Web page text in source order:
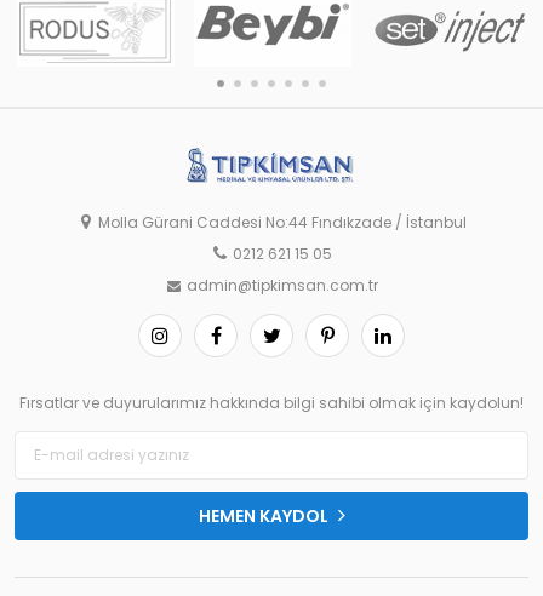
Molla Gürani Caddesi No:44 Fındıkzade / İstanbul
0212 621 15 05
admin@tipkimsan.com.tr
Fırsatlar ve duyurularımız hakkında bilgi sahibi olmak için kaydolun!
HEMEN KAYDOL